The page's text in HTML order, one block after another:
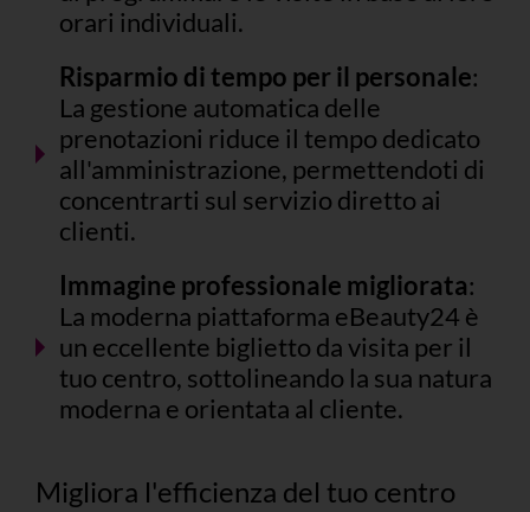
orari individuali.
Risparmio di tempo per il personale:
La gestione automatica delle
prenotazioni riduce il tempo dedicato
all'amministrazione, permettendoti di
concentrarti sul servizio diretto ai
clienti.
Immagine professionale migliorata:
La moderna piattaforma eBeauty24 è
un eccellente biglietto da visita per il
tuo centro, sottolineando la sua natura
moderna e orientata al cliente.
Migliora l'efficienza del tuo centro